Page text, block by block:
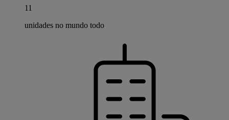
11
unidades no mundo todo